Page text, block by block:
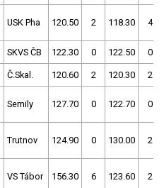
USK Pha 120.50 2 118.30 4
SKVS ČB 122.30 0 122.50 0
Č.Skal. 120.60 2 120.30 2
Semily 127.70 0 122.70 0
Trutnov 124.90 0 130.00 2
VS Tábor 156.30 6 123.60 2